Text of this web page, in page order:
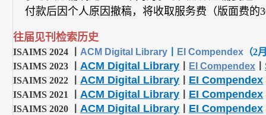
付款后因个人原因撤稿，将收取服务费（版面费的
往届见刊检索历史
ISAIMS 2024 丨 ACM Digital Library EI Compendex （2
ISAIMS 2023 丨 ACM Digital Library EI Compendex 丨
ISAIMS 2022 丨 ACM Digital Library EI Compendex
ISAIMS 2021 丨 ACM Digital Library EI Compendex
ISAIMS 2020 丨 ACM Digital Library EI Compendex